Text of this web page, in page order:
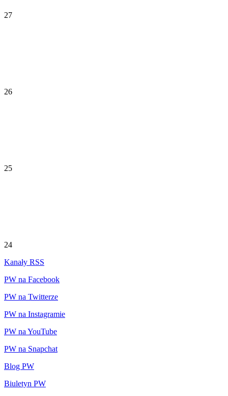
27
26
25
24
Kanały RSS
PW na Facebook
PW na Twitterze
PW na Instagramie
PW na YouTube
PW na Snapchat
Blog PW
Biuletyn PW